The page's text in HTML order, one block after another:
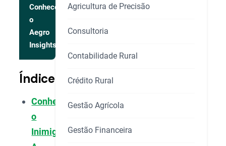
Conhecer
o
Aegro
Insights
Índice
Conhecendo
o
Inimigo:
Agricultura de Precisão
Consultoria
Contabilidade Rural
Crédito Rural
Gestão Agrícola
Gestão Financeira